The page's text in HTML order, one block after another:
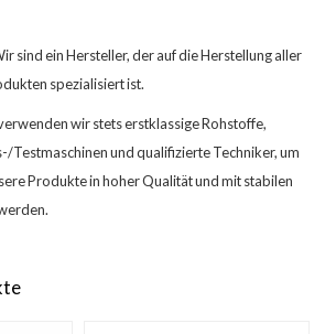
sind ein Hersteller, der auf die Herstellung aller
spezialisiert ist.
wir stets erstklassige Rohstoffe,
Testmaschinen und qualifizierte Techniker, um
Produkte in hoher Qualität und mit stabilen